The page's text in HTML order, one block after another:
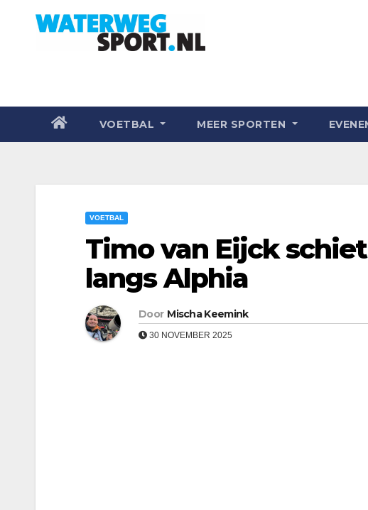
VOETBAL MEER SPORTEN
VOETBAL
Timo van Eijck
langs Alphia
Door Mischa Keemink
30 NOVEMBER 2025